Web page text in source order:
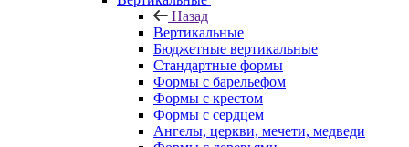
Назад
Вертикальные
Бюджетные вертикальные
Стандартные формы
Формы с барельефом
Формы с крестом
Формы с сердцем
Ангелы, церкви, мечети, медведи